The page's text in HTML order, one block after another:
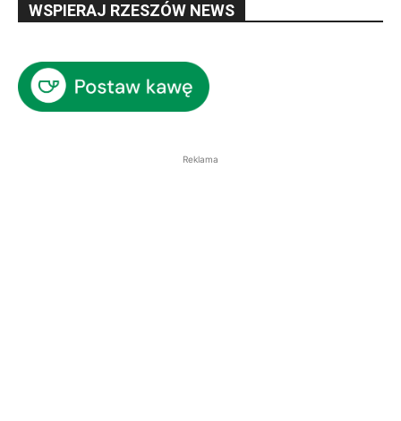
WSPIERAJ RZESZÓW NEWS
Reklama